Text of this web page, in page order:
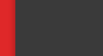
الإنسان، فإن
متنوعة، مما